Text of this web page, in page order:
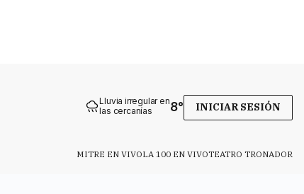
Lluvia irregular en
las cercanías
8° INICIAR SESIÓN
MITRE EN VIVOLA 100 EN VIVOTEATRO TRONADOR